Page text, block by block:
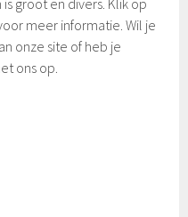
groot en divers. Klik op
meer informatie. Wil je
onze site of heb je
ons op.